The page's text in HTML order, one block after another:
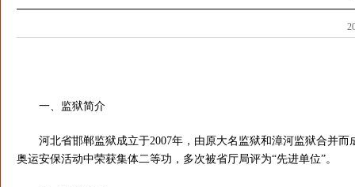
一、监狱简介
河北省邯郸监狱成立于2007年，由原大名监狱和漳河监狱合并而
奥运安保活动中荣获集体二等功，多次被省厅局评为“先进单位”。